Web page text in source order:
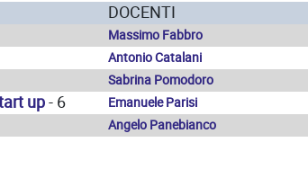
DOCENTI
Massimo Fabbro
Antonio Catalani
Sabrina Pomodoro
up- 6 Emanuele Parisi
Angelo Panebianco